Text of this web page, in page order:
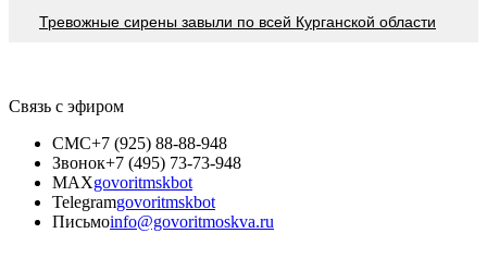
Тревожные сирены завыли по всей Курганской области
Связь с эфиром
СМС+7 (925) 88-88-948
Звонок+7 (495) 73-73-948
MAXgovoritmskbot
Telegramgovoritmskbot
Письмоinfo@govoritmoskva.ru